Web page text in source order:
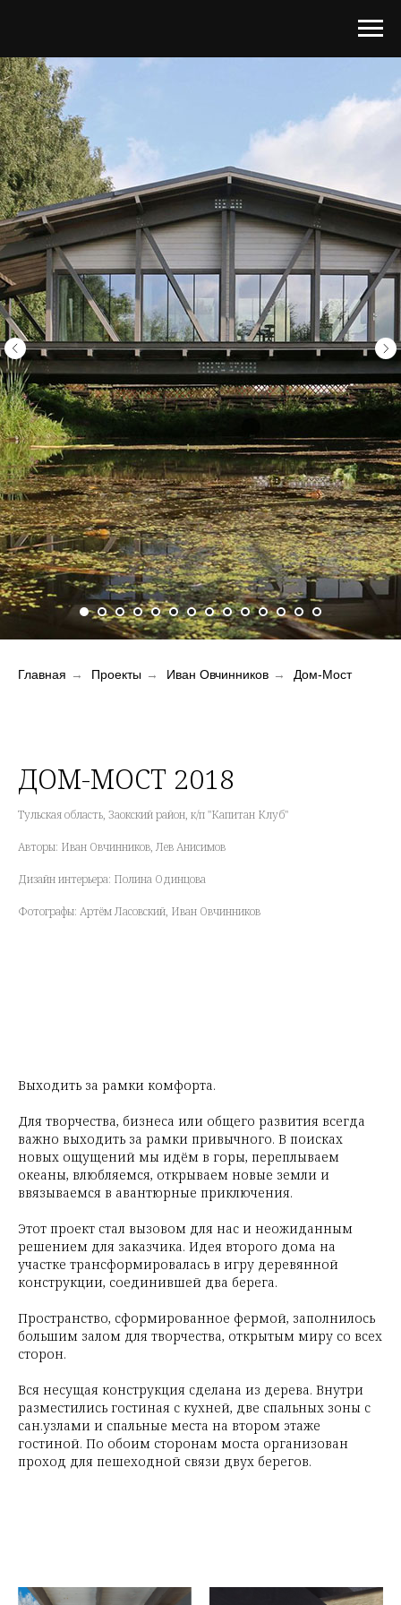
Главная → Проекты → Иван Овчинников → Дом-Мост
ДОМ-МОСТ 2018
Тульская область, Заокский район, к/п "Капитан Клуб"
Авторы: Иван Овчинников, Лев Анисимов
Дизайн интерьера: Полина Одинцова
Фотографы: Артём Ласовский, Иван Овчинников
Выходить за рамки комфорта.
Для творчества, бизнеса или общего развития всегда
важно выходить за рамки привычного. В поисках
новых ощущений мы идём в горы, переплываем
океаны, влюбляемся, открываем новые земли и
ввязываемся в авантюрные приключения.
Этот проект стал вызовом для нас и неожиданным
решением для заказчика. Идея второго дома на
участке трансформировалась в игру деревянной
конструкции, соединившей два берега.
Пространство, сформированное фермой, заполнилось
большим залом для творчества, открытым миру со всех
сторон.
Вся несущая конструкция сделана из дерева. Внутри
разместились гостиная с кухней, две спальных зоны с
сан.узлами и спальные места на втором этаже
гостиной. По обоим сторонам моста организован
проход для пешеходной связи двух берегов.